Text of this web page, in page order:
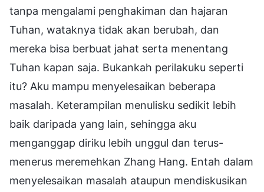
tanpa mengalami penghakiman dan hajaran
Tuhan, wataknya tidak akan berubah, dan
mereka bisa berbuat jahat serta menentang
Tuhan kapan saja. Bukankah perilakuku seperti
itu? Aku mampu menyelesaikan beberapa
masalah. Keterampilan menulisku sedikit lebih
baik daripada yang lain, sehingga aku
menganggap diriku lebih unggul dan terus-
menerus meremehkan Zhang Hang. Entah dalam
menyelesaikan masalah ataupun mendiskusikan